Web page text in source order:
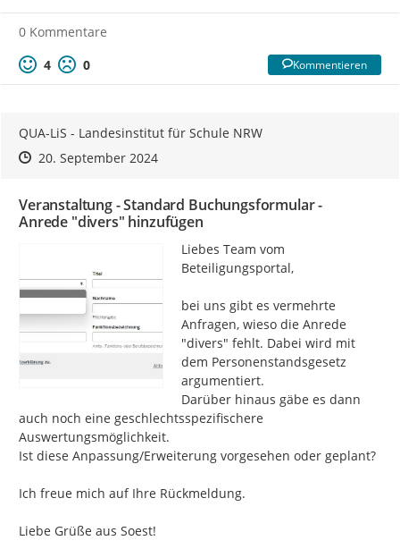
0 Kommentare
4
0 Kommentieren
QUA-LiS - Landesinstitut für Schule NRW
Zeitpunkt des Erstellens
Zeitpunkt des Erstellens
20. September 2024Zur Äußerung
Veranstaltung - Standard Buchungsformular -
Anrede "divers" hinzufügen
Liebes Team vom
Beteiligungsportal,
bei uns gibt es vermehrte
Anfragen, wieso die Anrede
"divers" fehlt. Dabei wird mit
dem Personenstandsgesetz
argumentiert.
Darüber hinaus gäbe es dann
auch noch eine geschlechtsspezifischere
Auswertungsmöglichkeit.
Ist diese Anpassung/Erweiterung vorgesehen oder geplant?
Ich freue mich auf Ihre Rückmeldung.
Liebe Grüße aus Soest!